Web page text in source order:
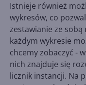
Istnieje również
wykresów, co
zestawianie ze
każdym wykresie
chcemy zobaczyć -
nich znajduje się
licznik instancji. Na